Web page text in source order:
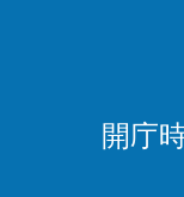
開庁